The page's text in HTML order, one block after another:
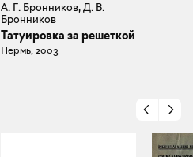
А. Г. Бронников, Д. В.
Бронников
Татуировка за решеткой
Пермь, 2003